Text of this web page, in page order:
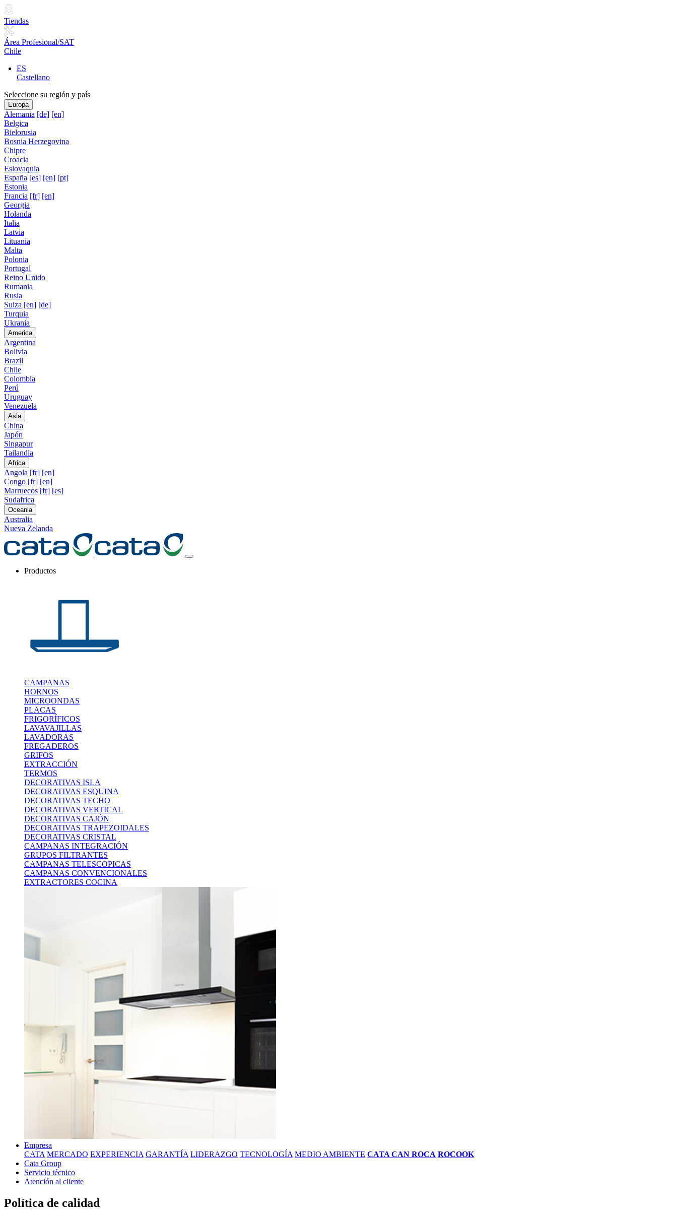
Tiendas
Área Profesional/SAT
Chile
ES
Castellano
Seleccione su región y país
Europa
Alemania [de] [en]
Belgica
Bielorusia
Bosnia Herzegovina
Chipre
Croacia
Eslovaquia
España [es] [en] [pt]
Estonia
Francia [fr] [en]
Georgia
Holanda
Italia
Latvia
Lituania
Malta
Polonia
Portugal
Reino Unido
Rumania
Rusia
Suiza [en] [de]
Turquia
Ukrania
America
Argentina
Bolivia
Brazil
Chile
Colombia
Perú
Uruguay
Venezuela
Asia
China
Japón
Singapur
Tailandia
Africa
Angola [fr] [en]
Congo [fr] [en]
Marruecos [fr] [es]
Sudafrica
Oceania
Australia
Nueva Zelanda
Productos
CAMPANAS
HORNOS
MICROONDAS
PLACAS
FRIGORÍFICOS
LAVAVAJILLAS
LAVADORAS
FREGADEROS
GRIFOS
EXTRACCIÓN
TERMOS
DECORATIVAS ISLA
DECORATIVAS ESQUINA
DECORATIVAS TECHO
DECORATIVAS VERTICAL
DECORATIVAS CAJÓN
DECORATIVAS TRAPEZOIDALES
DECORATIVAS CRISTAL
CAMPANAS INTEGRACIÓN
GRUPOS FILTRANTES
CAMPANAS TELESCOPICAS
CAMPANAS CONVENCIONALES
EXTRACTORES COCINA
Empresa
CATA MERCADO EXPERIENCIA GARANTÍA LIDERAZGO TECNOLOGÍA MEDIO AMBIENTE CATA CAN ROCA ROCOOK
Cata Group
Servicio técnico
Atención al cliente
Política de calidad